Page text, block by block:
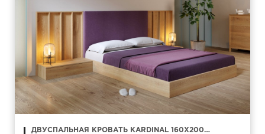
ДВУСПАЛЬНАЯ КРОВАТЬ KARDINAL 160X200